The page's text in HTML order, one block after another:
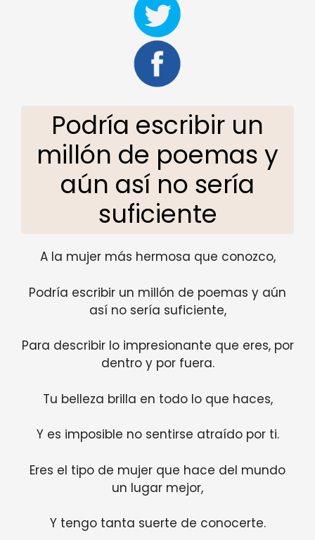
Podría escribir un
millón de poemas y
aún así no sería
suficiente
A la mujer más hermosa que conozco,
Podría escribir un millón de poemas y aún
así no sería suficiente,
Para describir lo impresionante que eres, por
dentro y por fuera.
Tu belleza brilla en todo lo que haces,
Y es imposible no sentirse atraído por ti.
Eres el tipo de mujer que hace del mundo
un lugar mejor,
Y tengo tanta suerte de conocerte.